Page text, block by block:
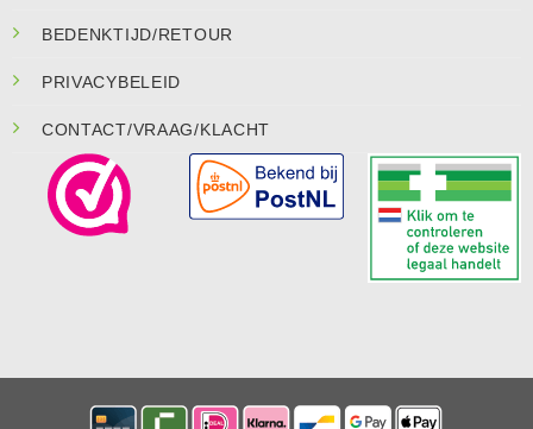
BEDENKTIJD/RETOUR
PRIVACYBELEID
CONTACT/VRAAG/KLACHT